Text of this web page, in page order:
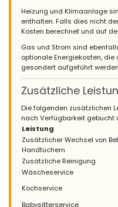
Heizung und Klimaanlage
enthalten. Falls dies nicht
Kosten berechnet und auf
Gas und Strom sind
optionale Energiekosten,
gesondert aufgeführt
Zusätzliche
Die folgenden zusätzlichen
nach Verfügbarkeit gebucht
Leistung
Zusätzlicher Wechsel von
Handtüchern
Zusätzliche Reinigung
Wäscheservice
Kochservice
Babysitterservice